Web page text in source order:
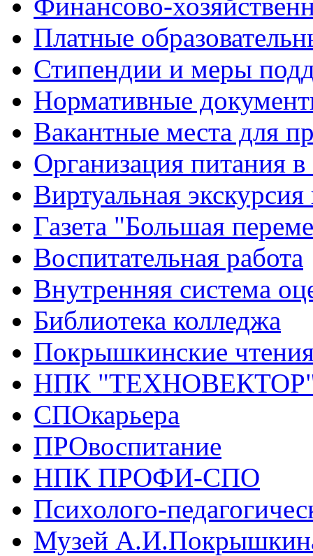
Финансово-
Платные
Стипендии и меры
Нормативные
Вакантные места для
Организация питания в
Виртуальная
Газета "Большая
Воспитательная работа
Внутренняя система
Библиотека колледжа
Покрышкинские
НПК
СПОкарьера
ПРОвоспитание
НПК ПРОФИ-СПО
Психолого-
Музей